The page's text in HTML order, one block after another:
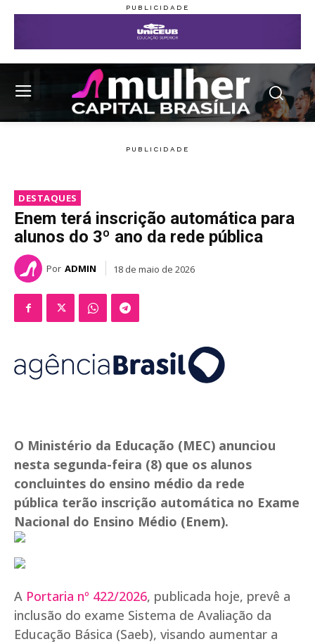
DESTAQUES
Enem terá inscrição automática para
alunos do 3º ano da rede pública
Por ADMIN 18 de maio de 2026
O Ministério da Educação (MEC) anunciou
nesta segunda-feira (8) que os alunos
concluintes do ensino médio da rede
pública terão inscrição automática no Exame
Nacional do Ensino Médio (Enem).
A Portaria nº 422/2026, publicada hoje, prevê a
inclusão do exame Sistema de Avaliação da
Educação Básica (Saeb), visando aumentar a